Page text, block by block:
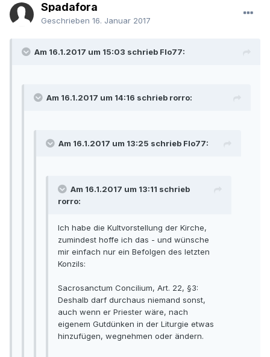
Spadafora
Geschrieben 16. Januar 2017
Am 16.1.2017 um 15:03 schrieb Flo77:
Am 16.1.2017 um 14:16 schrieb rorro:
Am 16.1.2017 um 13:25 schrieb Flo77:
Am 16.1.2017 um 13:11 schrieb
rorro:
Ich habe die Kultvorstellung der Kirche,
zumindest hoffe ich das - und wünsche
mir einfach nur ein Befolgen des letzten
Konzils:
Sacrosanctum Concilium, Art. 22, §3:
Deshalb darf durchaus niemand sonst,
auch wenn er Priester wäre, nach
eigenem Gutdünken in der Liturgie etwas
hinzufügen, wegnehmen oder ändern.